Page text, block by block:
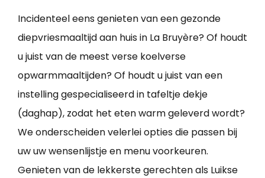
Incidenteel eens genieten van een gezonde
diepvriesmaaltijd aan huis in La Bruyère? Of houdt
u juist van de meest verse koelverse
opwarmmaaltijden? Of houdt u juist van een
instelling gespecialiseerd in tafeltje dekje
(daghap), zodat het eten warm geleverd wordt?
We onderscheiden velerlei opties die passen bij
uw uw wensenlijstje en menu voorkeuren.
Genieten van de lekkerste gerechten als Luikse